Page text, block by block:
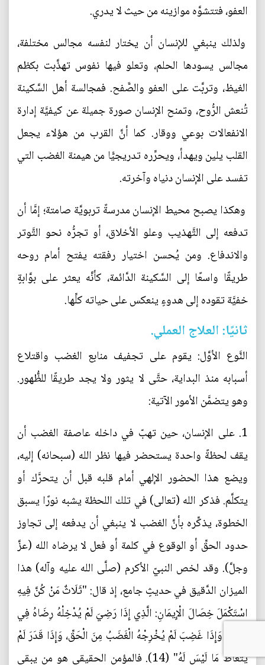
العفو، فتتشوَّه موازينه من حيث لا يدري.
ولذلك ينبغي للإنسان أن يختار لنفسه مجالس مختلفة،
مجالس يسودها الحلم، وتعلو فيها نفوس تهذَّبت بكظم
الغيظ، وتربَّت على العفو والصَّفح. فمجالسة أهل السَّكينة
تُنعش الرُّوح، وتمنح الإنسان صورة جميلة عن كيفيَّة إدارة
الانفعالات بوعي ووقار. كما أنَّ القرب من هؤلاء يجعل
القلب يلين ويهدأ، ويحرِّره تدريجيًّا من هيمنة الغضب التي
تفسد على الإنسان دنياه وآخرته.
وهكذا يصبح محيط الإنسان مدرسةً تربويَّة صامتة؛ إمَّا أن
تدفعه إلى التَّهذيب وعلو الأخلاق، أو تجرُّه نحو التَّوتر
والاندفاع. ومن يُحسن اختيار رفقته يفتح أمام روحه
طريقًا واسعًا إلى السَّكينة الدَّائمة، كأنَّه يعثر على بوَّابةٍ
خفيَّة تقوده إلى هدوءٍ ينعكس على حياته كلِّها.
ثانيًا: العلاج العملي.
النَّوع الأوَّل: يقوم على تجفيف منابع الغضب واقتلاع
أسبابه منذ البداية، حتَّى لا يثور ولا يجد طريقًا للظُّهور.
وهو يتضمَّن الأمور الآتية:
1. على الإنسان، حين تهبّ في داخله عاصفة الغضب أن
يقف لحظةً واحدة يستحضر فيها نظر الله (سبحانه) إليه،
ويضع هذا الحضور الإلهي أمام قلبه قبل أن يتحرَّك أو
يتكلَّم. فذكر الله (تعالى) في تلك اللحظة يشبه نورًا يسبق
الخطوة، يذكِّره بأنَّ الغضب لا ينبغي أن يدفعه إلى تجاوز
حدود الحقِّ أو الوقوع في كلمة أو فعل لا يرضاه الله (عزَّ
وجلَّ). وقد لخص النبيّ الأكرم (صلَّى الله عليه وآله) هذا
الميزان الدَّقيق في حديثٍ جامع، إذ قال: "ثَلَاثٌ مَنْ كُنَّ فِيهِ
اسْتَكْمَلَ خِصَالَ الْإِيمَانِ: الَّذِي إِذَا رَضِيَ لَمْ يُدْخِلْهُ رِضَاهُ فِي
بَاطِلٍ، وَإِذَا غَضِبَ لَمْ يُخْرِجْهُ الْغَضَبُ مِنَ الْحَقِّ، وَإِذَا قَدَرَ لَمْ
يَتَعَاطَ مَا لَيْسَ لَهُ" (14). فالمؤمن الحقيقي هو من يبقى